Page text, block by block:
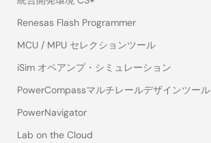
Renesas Flash Programmer
MCU / MPU セレクションツール
iSim オペアンプ・シミュレーション
PowerCompassマルチレールデザインツール
PowerNavigator
Lab on the Cloud